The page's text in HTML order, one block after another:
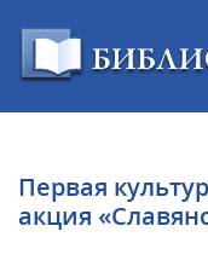
Первая
акция